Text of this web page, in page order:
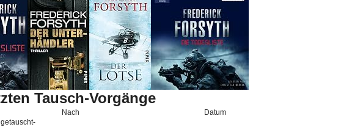
Tausch-Vorgänge
Nach
Datum